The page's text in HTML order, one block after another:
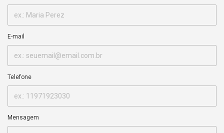
E-mail
Telefone
Mensagem